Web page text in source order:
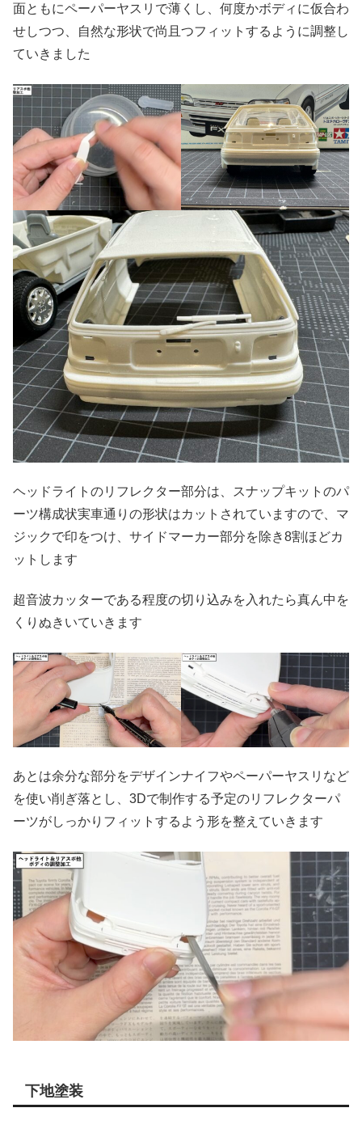
面ともにペーパーヤスリで薄くし、何度かボディに仮合わ
せしつつ、自然な形状で尚且つフィットするように調整し
ていきました
ヘッドライトのリフレクター部分は、スナップキットのパ
ーツ構成状実車通りの形状はカットされていますので、マ
ジックで印をつけ、サイドマーカー部分を除き8割ほどカ
ットします
超音波カッターである程度の切り込みを入れたら真ん中を
くりぬきいていきます
あとは余分な部分をデザインナイフやペーパーヤスリなど
を使い削ぎ落とし、3Dで制作する予定のリフレクターパ
ーツがしっかりフィットするよう形を整えていきます
下地塗装